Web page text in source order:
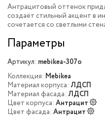
Антрацитовый оттенок
создаёт стильный акцент в
сочетается со светлыми
Параметры
Артикул: mebikea-307o
Коллекция: Mebikea
Материал корпуса: ЛДСП
Материал фасада: ЛДСП
Цвет корпуса: Антрацит
Цвет фасада: Антрацит